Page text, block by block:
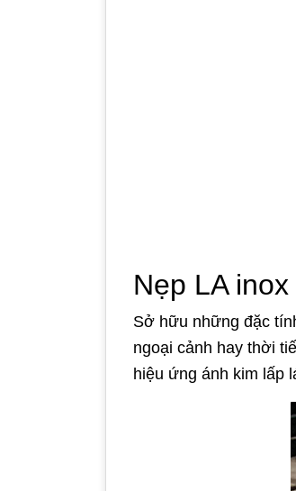
Nẹp LA
Sở hữu những đặc
ngoại cảnh hay thời
hiệu ứng ánh kim lấp